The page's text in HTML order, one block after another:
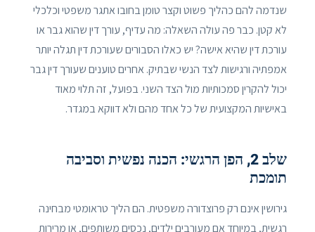
שנדמה להם כהליך פשוט וקצר טומן בחובו אתגר משפטי וכלכלי
לא קטן. כבר פה עולה השאלה: מה עדיף, עורך דין שהוא גבר או
עורכת דין שהיא אישה? יש כאלו הסבורים שעורכת דין תגלה יותר
אמפתיה ורגישות לצד הנשי שבתיק. אחרים טוענים שעורך דין גבר
יכול להקרין סמכותיות מול הצד השני. בפועל, זה תלוי מאוד
באישיות המקצועית של כל אחד מהם ולא דווקא במגדר.
שלב 2, הפן הרגשי: הכנה נפשית וסביבה
תומכת
גירושין אינם רק פרוצדורה משפטית. הם הליך טראומטי מבחינה
רגשית, במיוחד אם מעורבים ילדים, נכסים משותפים, או מרירות